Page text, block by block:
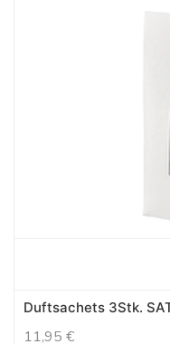
Duftsachets 3Stk.
11,95 €